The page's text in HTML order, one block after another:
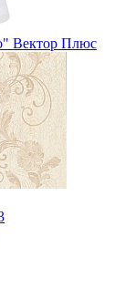
Вектор Плюс